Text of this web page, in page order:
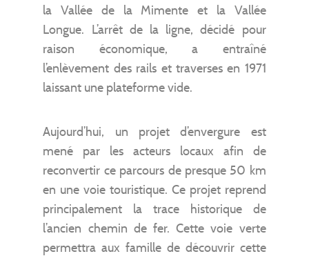
la Vallée de la Mimente et la Vallée
Longue. L’arrêt de la ligne, décidé pour
raison économique, a entraîné
l’enlèvement des rails et traverses en 1971
laissant une plateforme vide.
Aujourd’hui, un projet d’envergure est
mené par les acteurs locaux afin de
reconvertir ce parcours de presque 50 km
en une voie touristique. Ce projet reprend
principalement la trace historique de
l’ancien chemin de fer. Cette voie verte
permettra aux famille de découvrir cette